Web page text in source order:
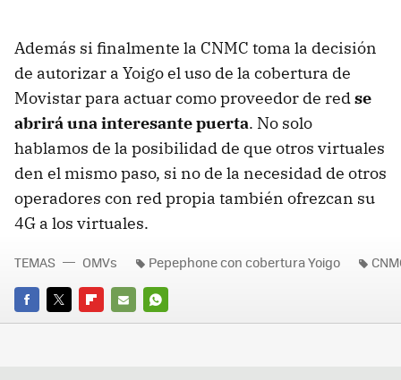
Además si finalmente la CNMC toma la decisión
de autorizar a Yoigo el uso de la cobertura de
Movistar para actuar como proveedor de redse
abrirá una interesante puerta. No solo
hablamos de la posibilidad de que otros virtuales
den el mismo paso, si no de la necesidad de otros
operadores con red propia también ofrezcan su
4G a los virtuales.
FACEBOOK
TWITTERFLIPBOARD
E-
WHATSAPP
TEMAS OMVs Pepephone con cobertura Yoigo